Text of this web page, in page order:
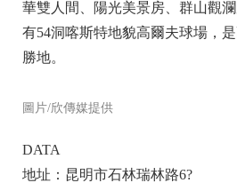
石林銀瑞林酒店
圖片/欣傳媒提供
石林銀瑞林國際大酒店位於石林景
較遠，不過環境舒適清幽，且距離